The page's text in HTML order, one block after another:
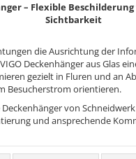
– Flexible
Sichtbarkeit
die Ausrichtung der
Deckenhänger aus Glas
gezielt in Fluren und an
Besucherstrom orientieren.
Deckenhänger von
und ansprechende